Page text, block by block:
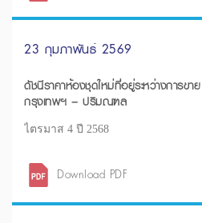
23 กุมภาพันธ์ 2569
ดัชนีราคาห้องชุดใหม่ที่อยู่ระหว่างการข
กรุงเทพฯ – ปริมณฑล
ไตรมาส 4 ปี 2568
Download PDF